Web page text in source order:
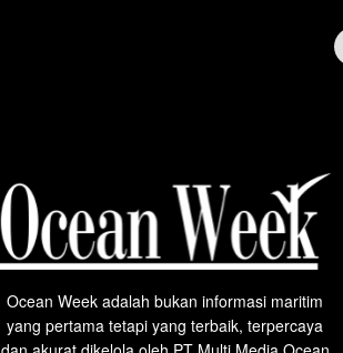
Ocean Week adalah bukan informasi maritim
yang pertama tetapi yang terbaik, terpercaya